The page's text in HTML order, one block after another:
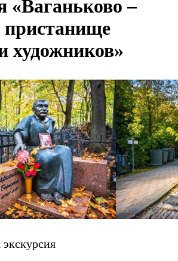
«Ваганьково –
пристанище
художников»